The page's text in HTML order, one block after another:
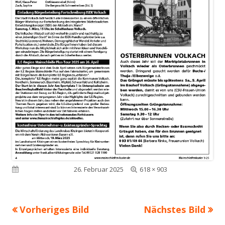
Veröffentlicht am26. Februar 2025
Volle
618 × 903
Vorheriges Bild Nächstes Bild